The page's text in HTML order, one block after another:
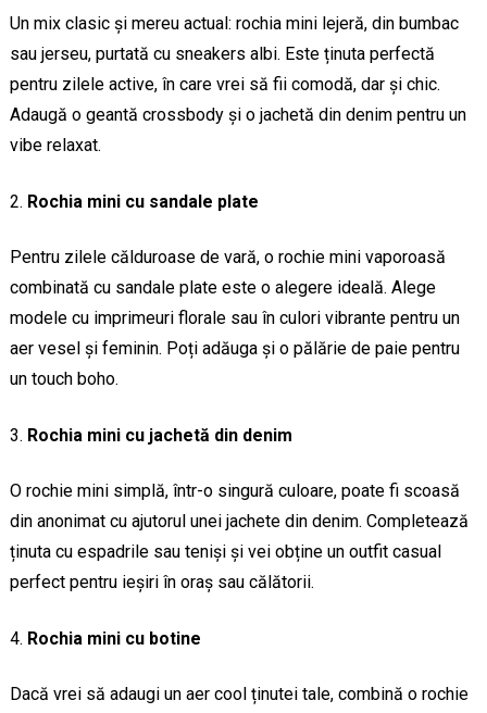
Un mix clasic și mereu actual: rochia mini lejeră, din bumbac
sau jerseu, purtată cu sneakers albi. Este ținuta perfectă
pentru zilele active, în care vrei să fii comodă, dar și chic.
Adaugă o geantă crossbody și o jachetă din denim pentru un
vibe relaxat.
Rochia mini cu sandale plate
Pentru zilele călduroase de vară, o rochie mini vaporoasă
combinată cu sandale plate este o alegere ideală. Alege
modele cu imprimeuri florale sau în culori vibrante pentru un
aer vesel și feminin. Poți adăuga și o pălărie de paie pentru
un touch boho.
Rochia mini cu jachetă din denim
O rochie mini simplă, într-o singură culoare, poate fi scoasă
din anonimat cu ajutorul unei jachete din denim. Completează
ținuta cu espadrile sau teniși și vei obține un outfit casual
perfect pentru ieșiri în oraș sau călătorii.
Rochia mini cu botine
Dacă vrei să adaugi un aer cool ținutei tale, combină o rochie